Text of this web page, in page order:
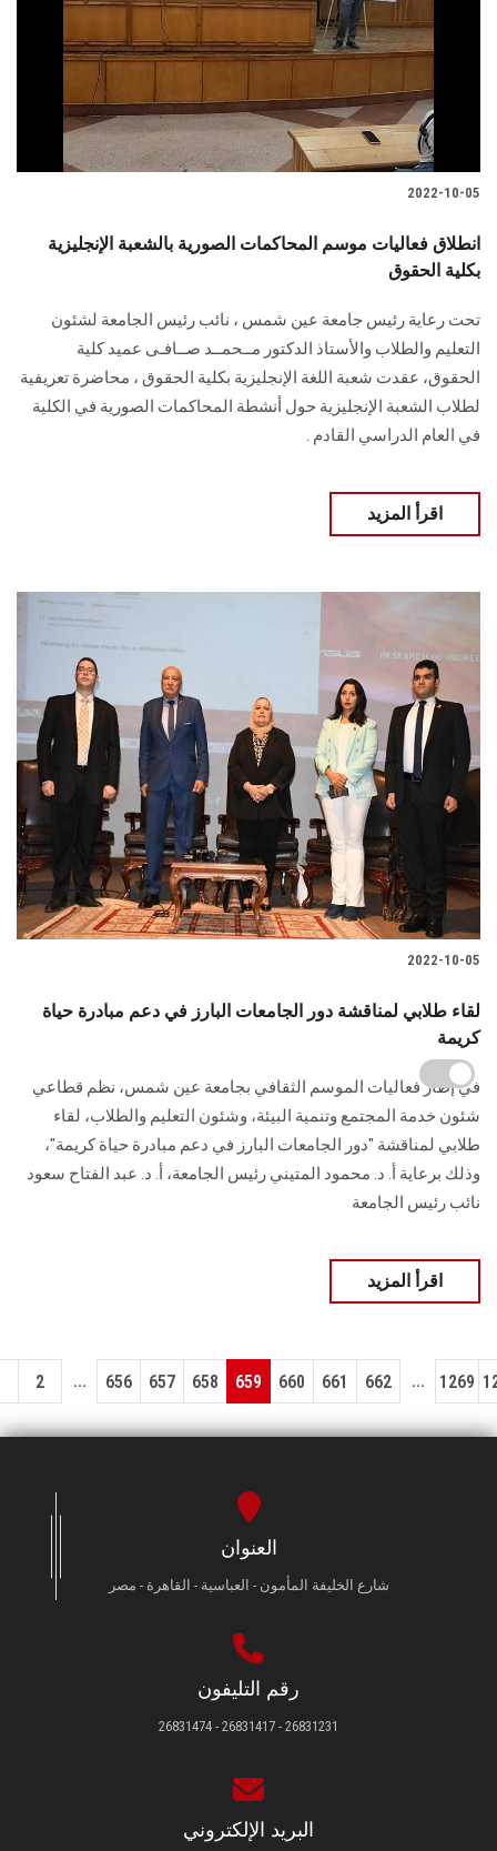
2022-10-05
انطلاق فعاليات موسم المحاكمات الصورية بالشعبة الإنجليزية
بكلية الحقوق
تحت رعاية رئيس جامعة عين شمس ، نائب رئيس الجامعة لشئون
التعليم والطلاب والأستاذ الدكتور مــحمــد صــافـى عميد كلية
الحقوق، عقدت شعبة اللغة الإنجليزية بكلية الحقوق ، محاضرة تعريفية
لطلاب الشعبة الإنجليزية حول أنشطة المحاكمات الصورية في الكلية
في العام الدراسي القادم .
اقرأ المزيد
2022-10-05
لقاء طلابي لمناقشة دور الجامعات البارز في دعم مبادرة حياة
كريمة
في إطار فعاليات الموسم الثقافي بجامعة عين شمس، نظم قطاعي
شئون خدمة المجتمع وتنمية البيئة، وشئون التعليم والطلاب، لقاء
طلابي لمناقشة "دور الجامعات البارز في دعم مبادرة حياة كريمة"،
وذلك برعاية أ. د. محمود المتيني رئيس الجامعة، أ. د. عبد الفتاح سعود
نائب رئيس الجامعة
اقرأ المزيد
2 ... 656 657 658 659 660 661 662 ... 1269
العنوان
شارع الخليفة المأمون - العباسية - القاهرة - مصر
رقم التليفون
26831231 - 26831417 - 26831474
البريد الإلكتروني